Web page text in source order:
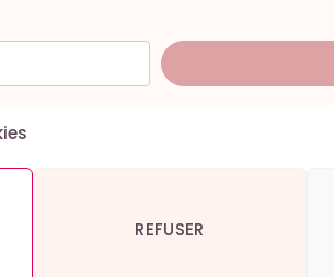
REFUSER
Politique de cookies (UE) Politique de